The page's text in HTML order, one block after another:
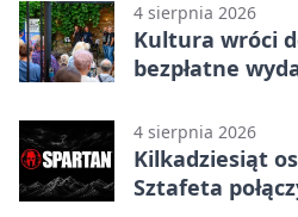
4 sierpnia 2026
Kultura wróci
bezpłatne
4 sierpnia 2026
Kilkadziesiąt
Sztafeta